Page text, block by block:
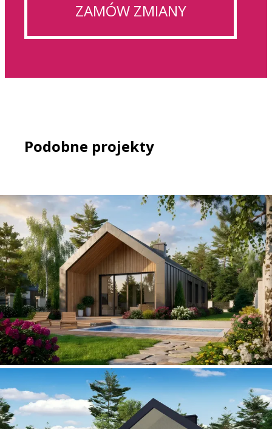
ZAMÓW ZMIANY
Podobne projekty